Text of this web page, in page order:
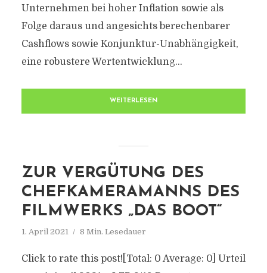
Unternehmen bei hoher Inflation sowie als
Folge daraus und angesichts berechenbarer
Cashflows sowie Konjunktur-Unabhängigkeit,
eine robustere Wertentwicklung...
WEITERLESEN
ZUR VERGÜTUNG DES
CHEFKAMERAMANNS DES
FILMWERKS „DAS BOOT“
1. April 2021 8 Min. Lesedauer
Click to rate this post![Total: 0 Average: 0] Urteil